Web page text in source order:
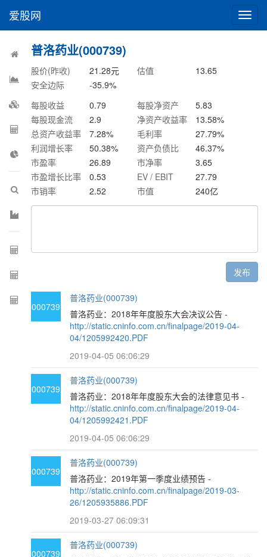
切
换
爱股网
普洛药业(000739)
股价(昨收) 21.28元 估值
13.65
安全边际
-35.9%
每股收益
0.79 每股净资产
5.83
每股现金流
2.9 净资产收益率 13.58%
总资产收益率
7.28% 毛利率 27.79%
利润增长率
50.38% 资产负债比 46.37%
市盈率
26.89 市净率
3.65
市盈增长比率
0.53 EV / EBIT
27.79
市销率
2.52 市值 240亿
发布
000739
普洛药业(000739)
普洛药业：2018年年度股东大会决议公告 -
http://static.cninfo.com.cn/finalpage/2019-04-
04/1205992420.PDF
2019-04-05 06:06:29
000739
普洛药业(000739)
普洛药业：2018年年度股东大会的法律意见书 -
http://static.cninfo.com.cn/finalpage/2019-04-
04/1205992421.PDF
2019-04-05 06:06:29
000739
普洛药业(000739)
普洛药业：2019年第一季度业绩预告 -
http://static.cninfo.com.cn/finalpage/2019-03-
26/1205935886.PDF
2019-03-27 06:09:31
000739
普洛药业(000739)